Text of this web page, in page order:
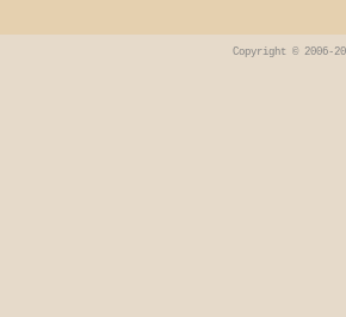
Copyright © 2006-